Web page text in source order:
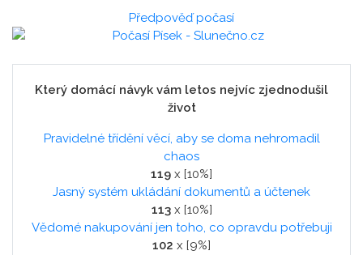
Předpověď počasí
Který domácí návyk vám letos nejvíc zjednodušil
život
Pravidelné třídění věcí, aby se doma nehromadil
chaos
119 x [10%]
Jasný systém ukládání dokumentů a účtenek
113x [10%]
Vědomé nakupování jen toho, co opravdu potřebuji
102 x [9%]